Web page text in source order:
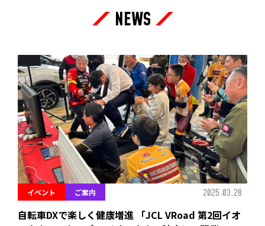
NEWS
イベント ご案内 2025.03.28
自転車DXで楽しく健康増進 「JCL VRoad 第2回イオ